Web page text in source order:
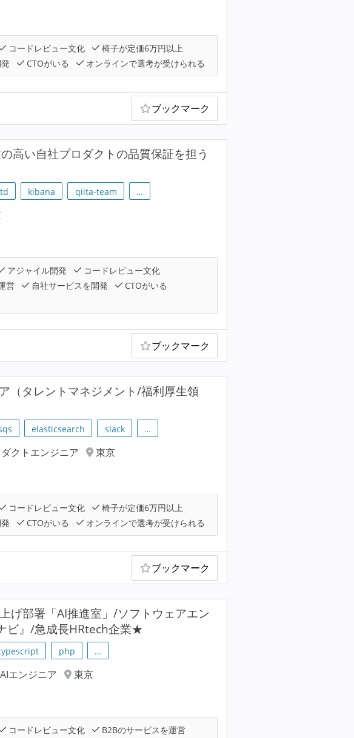
コードレビュー文化
椅子が定価6万円以上
CTOがいる オンラインで選考が受けられる
ブックマーク
高い自社プロダクトの品質保証を担う
kibana qiita-team …
アジャイル開発
コードレビュー文化
営 自社サービスを開発
CTOがいる
ブックマーク
（タレントマネジメント/福利厚生領
elasticsearch slack …
クトエンジニア
東京
コードレビュー文化
椅子が定価6万円以上
CTOがいる オンラインで選考が受けられる
ブックマーク
げ部署「AI推進室」/ソフトウェアエン
ビ』/急成長HRtech企業★
php …
エンジニア
東京
コードレビュー文化
B2Bのサービスを運営